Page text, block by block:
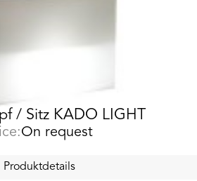
/ Sitz KADO LIGHT
On request
Produktdetails